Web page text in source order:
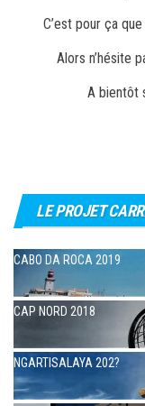
C’est pour ça
Alors n’hésite
A bientôt
LE PROJET
CABO DA ROCA 2019
CAP NORD 2018
NGARTISALAYA 202?